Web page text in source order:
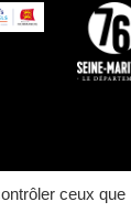
ceux que